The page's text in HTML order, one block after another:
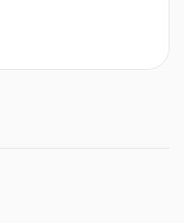
Temperaturwahl,
x 54 cm